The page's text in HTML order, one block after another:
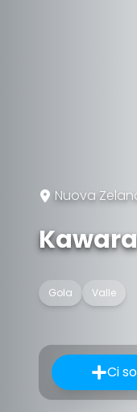
Nuova
Gola Valle
Ci